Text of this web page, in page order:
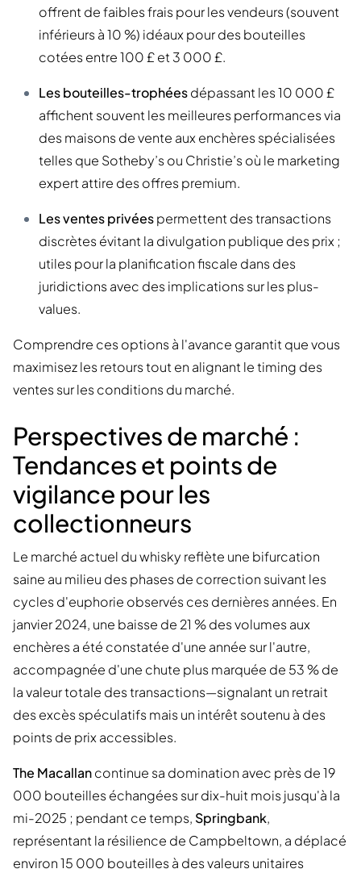
offrent de faibles frais pour les vendeurs (souvent
inférieurs à 10 %) idéaux pour des bouteilles
cotées entre 100 £ et 3 000 £.
Les bouteilles-trophéesdépassant les 10 000 £
affichent souvent les meilleures performances via
des maisons de vente aux enchères spécialisées
telles que Sotheby’s ou Christie’s où le marketing
expert attire des offres premium.
Les ventes privéespermettent des transactions
discrètes évitant la divulgation publique des prix ;
utiles pour la planification fiscale dans des
juridictions avec des implications sur les plus-
values.
Comprendre ces options à l'avance garantit que vous
maximisez les retours tout en alignant le timing des
ventes sur les conditions du marché.
Perspectives de marché :
Tendances et points de
vigilance pour les
collectionneurs
Le marché actuel du whisky reflète une bifurcation
saine au milieu des phases de correction suivant les
cycles d'euphorie observés ces dernières années. En
janvier 2024, une baisse de 21 % des volumes aux
enchères a été constatée d'une année sur l'autre,
accompagnée d'une chute plus marquée de 53 % de
la valeur totale des transactions—signalant un retrait
des excès spéculatifs mais un intérêt soutenu à des
points de prix accessibles.
The Macallancontinue sa domination avec près de 19
000 bouteilles échangées sur dix-huit mois jusqu'à la
mi-2025 ; pendant ce temps, Springbank,
représentant la résilience de Campbeltown, a déplacé
environ 15 000 bouteilles à des valeurs unitaires